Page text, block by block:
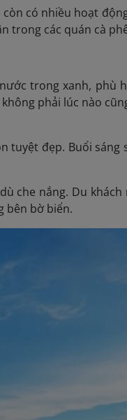
có nhiều hoạt
trong các quán cà
trong xanh,
phải lúc nào
tuyệt đẹp. Buổi
che nắng. Du
bên bờ biển.